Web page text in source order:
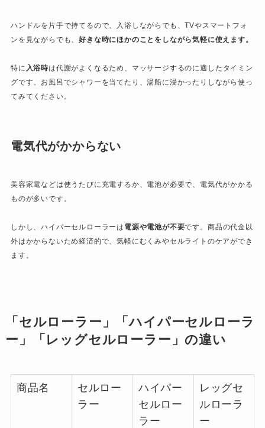
ハンドルを片手で持てるので、入浴しながらでも、TVやスマートフォ
ンを見ながらでも、好きな時にほかのことをしながら気軽に使えます。
特に 入浴時は代謝がよくなるため、マッサージするのに適したタイミン
グです。お風呂でシャワーを当てたり、湯船に浸かったりしながら使っ
てみてください。
電気代がかからない
美容家電などは使うたびに充電するか、電池が必要で、電気代がかかる
ものが多いです。
しかし、ハイパーセルローラーは 電源や電池が不要です。商品の代金以
外はかからないため経済的で、気軽にむくみやセルライトのケアができ
ます。
「セルローラー」「ハイパーセルローラ
ー」「レッグセルローラー」の違い
商品名
セルロー
ラー
ハイパー
セルロー
ラー
レッグセ
ルローラ
ー